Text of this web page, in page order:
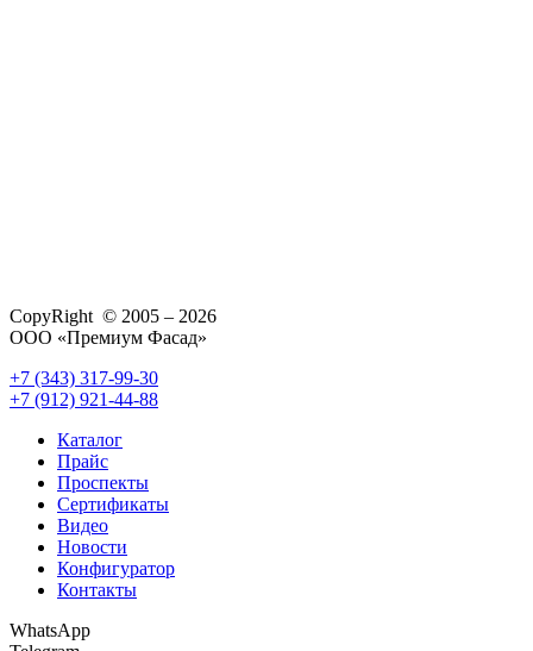
CopyRight © 2005 – 2026
ООО «Премиум Фасад»
+7 (343) 317-99-30
+7 (912) 921-44-88
Каталог
Прайс
Проспекты
Сертификаты
Видео
Новости
Конфигуратор
Контакты
WhatsApp